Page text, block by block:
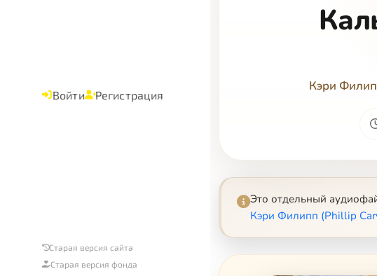
Войти Регистрация
Старая версия сайта
Старая версия фонда
Кэри
Это отдельный
Кэри Филипп (Phillip